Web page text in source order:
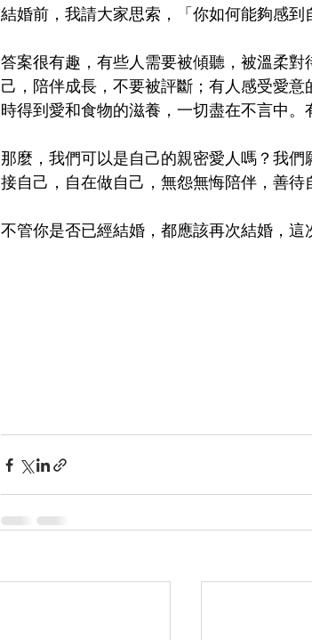
結婚前，我請大家思索，「你如何能夠感到
答案很有趣，有些人需要被傾聽，被溫柔
己，陪伴成長，不要被評斷；有人感受愛
時得到愛和食物的滋養，一切盡在不言中。
那麼，我們可以是自己的親密愛人嗎？我
接自己，自在做自己，無怨無悔陪伴，善
不管你是否已經結婚，都應該再次結婚，這